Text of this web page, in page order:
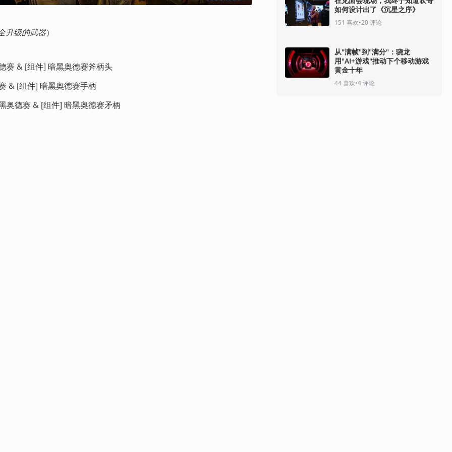
升级的武器）
赛 & [组件] 暗黑奥德赛斧柄头
& [组件] 暗黑奥德赛手柄
奥德赛 & [组件] 暗黑奥德赛矛柄
如何设计出了《沉星之序》
151 喜欢•20评论
从"满帧"到"满分"：骁龙
用"AI+游戏"推动下个移动游戏
黄金十年
44喜欢•4评论